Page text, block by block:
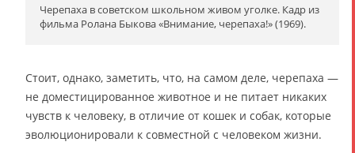
Черепаха в советском школьном живом уголке. Кадр из
фильма Ролана Быкова «Внимание, черепаха!» (1969).
Стоит, однако, заметить, что, на самом деле, черепаха —
не доместицированное животное и не питает никаких
чувств к человеку, в отличие от кошек и собак, которые
эволюционировали к совместной с человеком жизни.